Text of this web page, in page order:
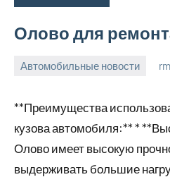
Олово для
Автомобильные новости
2024
**Преимущества
кузова автомобиля:** *
Олово имеет высокую
выдерживать большие